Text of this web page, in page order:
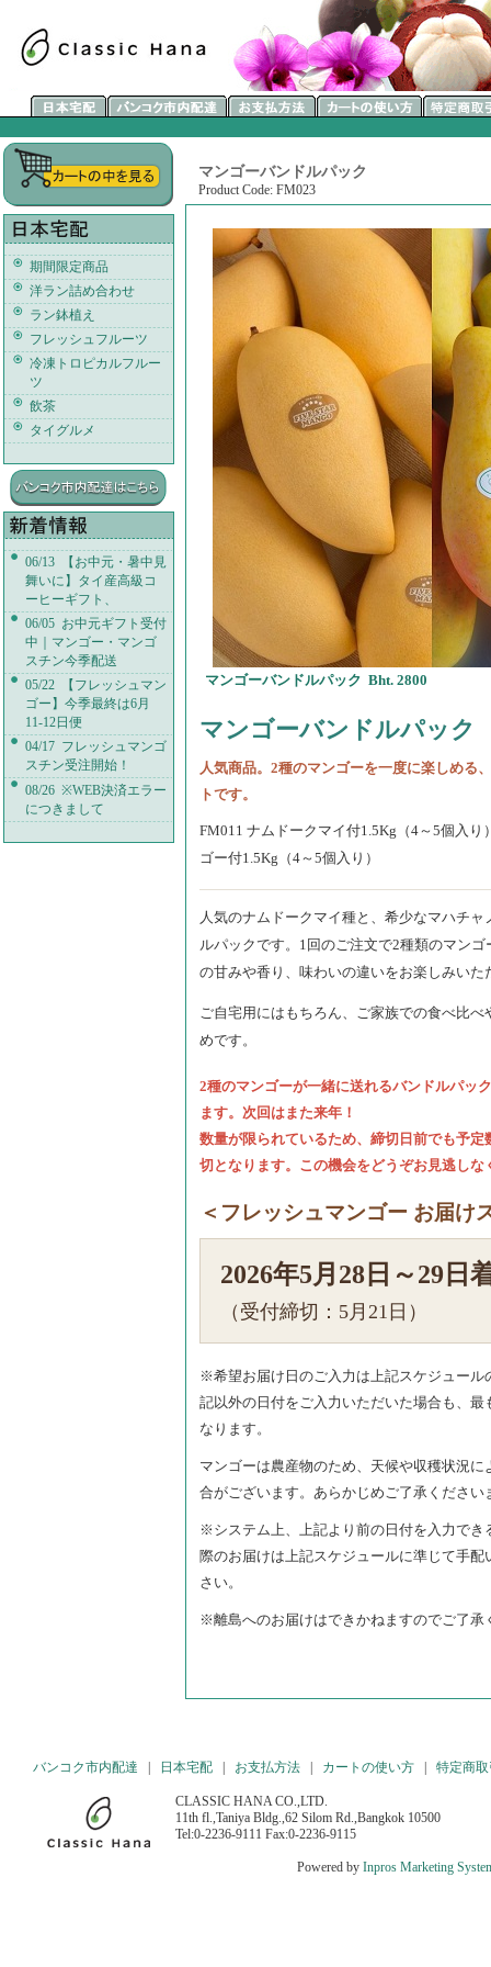
期間限定商品
洋ラン詰め合わせ
ラン鉢植え
フレッシュフルーツ
冷凍トロピカルフルー
ツ
飲茶
タイグルメ
06/13 【お中元・暑中見
舞いに】タイ産高級コ
ーヒーギフト、
06/05 お中元ギフト受付
中｜マンゴー・マンゴ
スチン今季配送
05/22 【フレッシュマン
ゴー】今季最終は6月
11-12日便
04/17 フレッシュマンゴ
スチン受注開始！
08/26 ※WEB決済エラー
につきまして
マンゴーバンドルパック
Product Code: FM023
マンゴーバンドルパック Bht. 2800
マンゴーバンドルパック
人気商品。2種のマンゴーを一度に楽しめる
トです。
FM011 ナムドークマイ付1.5Kg（4～5個入り
ゴー付1.5Kg（4～5個入り）
人気のナムドークマイ種と、希少なマハチ
ルパックです。1回のご注文で2種類のマン
の甘みや香り、味わいの違いをお楽しみいた
ご自宅用にはもちろん、ご家族での食べ比べ
めです。
2種のマンゴーが一緒に送れるバンドルパッ
ます。次回はまた来年！
数量が限られているため、締切日前でも予定
切となります。この機会をどうぞお見逃しな
＜フレッシュマンゴー お届け
2026年5月28日～29日
（受付締切：5月21日）
※希望お届け日のご入力は上記スケジュール
記以外の日付をご入力いただいた場合も、最
なります。
マンゴーは農産物のため、天候や収穫状況に
合がございます。あらかじめご了承ください
※システム上、上記より前の日付を入力でき
際のお届けは上記スケジュールに準じて手配
さい。
※離島へのお届けはできかねますのでご了承
バンコク市内配達 日本宅配 お支払方法 カートの使い方 特定商
CLASSIC HANA CO.,LTD.
11th fl.,Taniya Bldg.,62 Silom Rd.,Bangkok 10500
Tel:0-2236-9111 Fax:0-2236-9115
Powered by Inpros Marketing